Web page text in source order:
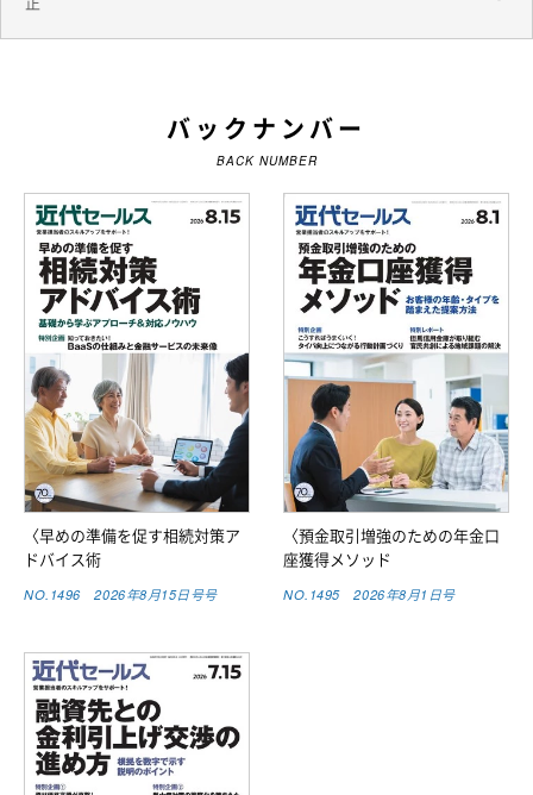
バックナンバー
BACK NUMBER
〈早めの準備を促す相続対策ア
ドバイス術
NO.1496 2026年8月15日号号
〈預金取引増強のための年金口
座獲得メソッド
NO.1495 2026年8月1日号